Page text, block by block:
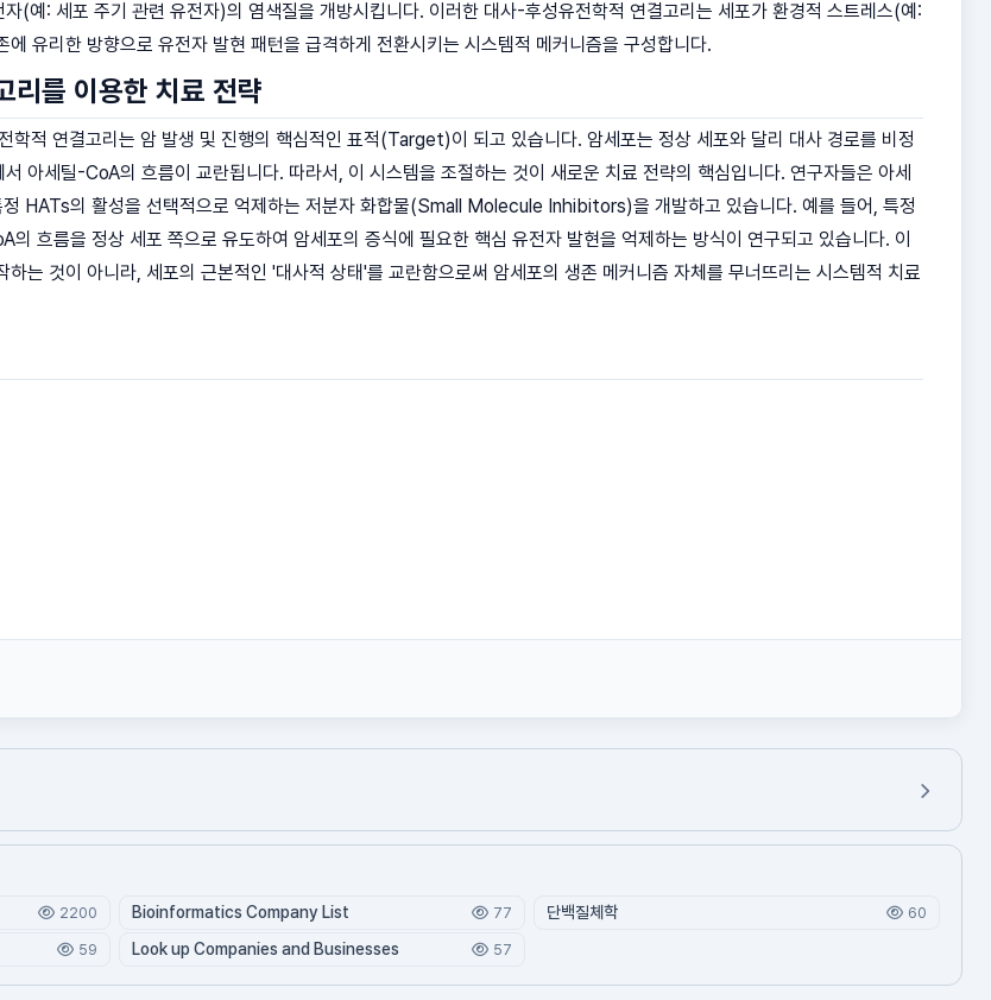
(예: 세포 주기 관련 유전자)의 염색질을 개방시킵니다. 이러한 대사-후성유전학적 연결고리는 세포가 환경적 스트레스(예:
유리한 방향으로 유전자 발현 패턴을 급격하게 전환시키는 시스템적 메커니즘을 구성합니다.
리를 이용한 치료 전략
학적 연결고리는 암 발생 및 진행의 핵심적인 표적(Target)이 되고 있습니다. 암세포는 정상 세포와 달리 대사 경로를 비정
아세틸-CoA의 흐름이 교란됩니다. 따라서, 이 시스템을 조절하는 것이 새로운 치료 전략의 핵심입니다. 연구자들은 아세
HATs의 활성을 선택적으로 억제하는 저분자 화합물(Small Molecule Inhibitors)을 개발하고 있습니다. 예를 들어, 특정
의 흐름을 정상 세포 쪽으로 유도하여 암세포의 증식에 필요한 핵심 유전자 발현을 억제하는 방식이 연구되고 있습니다. 이
하는 것이 아니라, 세포의 근본적인 '대사적 상태'를 교란함으로써 암세포의 생존 메커니즘 자체를 무너뜨리는 시스템적 치료
2200 Bioinformatics Company List 77 단백질체학 60
59 Look up Companies and Businesses 57